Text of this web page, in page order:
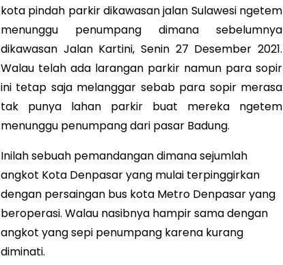
kota pindah parkir dikawasan jalan Sulawesi ngetem
menunggu penumpang dimana sebelumnya
dikawasan Jalan Kartini, Senin 27 Desember 2021.
Walau telah ada larangan parkir namun para sopir
ini tetap saja melanggar sebab para sopir merasa
tak punya lahan parkir buat mereka ngetem
menunggu penumpang dari pasar Badung.
Inilah sebuah pemandangan dimana sejumlah
angkot Kota Denpasar yang mulai terpinggirkan
dengan persaingan bus kota Metro Denpasar yang
beroperasi. Walau nasibnya hampir sama dengan
angkot yang sepi penumpang karena kurang
diminati.